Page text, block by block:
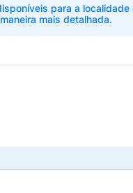
para a localidade
mais detalhada.